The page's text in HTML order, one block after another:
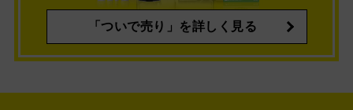
「ついで売り」を詳しく見る